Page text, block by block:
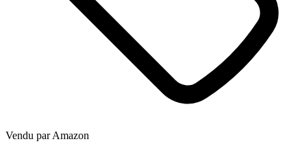
Vendu parAmazon